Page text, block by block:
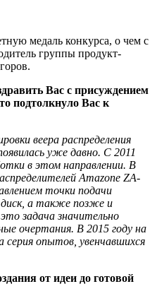
медаль конкурса, о чем с
группы продукт-
Вас с присуждением
подтолкнуло Вас к
веера распределения
уже давно. C 2011
в этом направлении. В
Amazone ZA-
точки подачи
а также позже и
задача значительно
очертания. В 2015 году на
серия опытов, увенчавшихся
от идеи до готовой